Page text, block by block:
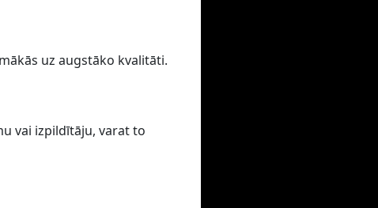
uz augstāko kvalitāti.
vai izpildītāju, varat to